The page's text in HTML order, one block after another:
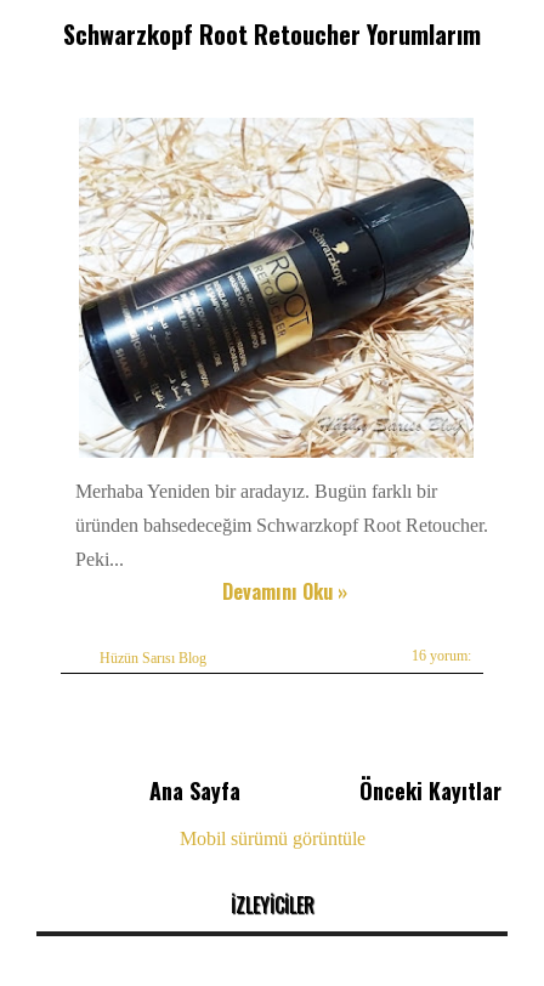
Schwarzkopf Root Retoucher Yorumlarım
Merhaba Yeniden bir aradayız. Bugün farklı bir
üründen bahsedeceğim Schwarzkopf Root Retoucher.
Peki...
Devamını Oku »
Hüzün Sarısı Blog 16 yorum:
Önceki Kayıtlar
Ana Sayfa
Mobil sürümü görüntüle
İZLEYİCİLER